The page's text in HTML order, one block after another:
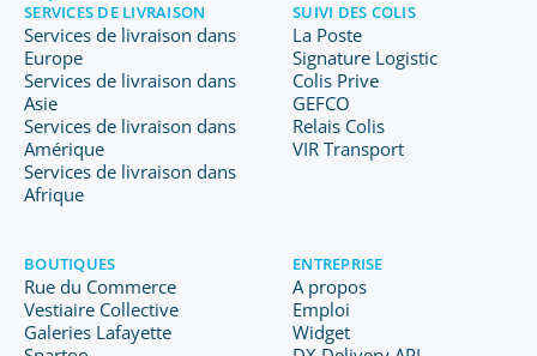
SERVICES DE LIVRAISON
Services de livraison dans
Europe
Services de livraison dans
Asie
Services de livraison dans
Amérique
Services de livraison dans
Afrique
SUIVI DES COLIS
La Poste
Signature Logistic
Colis Prive
GEFCO
Relais Colis
VIR Transport
BOUTIQUES
Rue du Commerce
Vestiaire Collective
Galeries Lafayette
ENTREPRISE
A propos
Emploi
Widget